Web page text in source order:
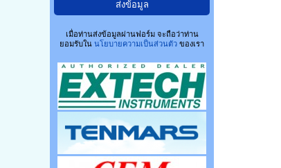
เมื่อท่านส่งข้อมูลผ่านฟอร์ม จะถือว่าท่าน
ยอมรับใน นโยบายความเป็นส่วนตัวของเรา